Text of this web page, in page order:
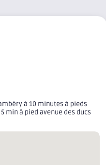
à 10 minutes à pieds
min à pied avenue des ducs